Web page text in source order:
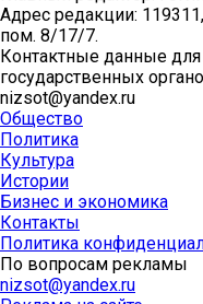
Адрес редакции:
пом. 8/17/7.
Контактные данные
государственных
nizsot@yandex.ru
Общество
Политика
Культура
Истории
Бизнес и экономика
Контакты
Политика
По вопросам рекламы
nizsot@yandex.ru